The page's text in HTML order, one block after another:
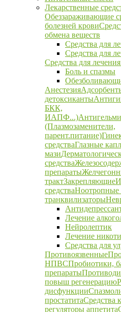
Лекарственные
Обеззараживающие
болезней крови
обмена веществ
Средства для
Средства для
Средства для
Боль и спазмы
Анестезия
детоксиканты
БКК,
ИАПФ...)
(Плазмозаменители,
парент.питание)
средстваГлазные
мази
средства
препараты
трактЗакрепляющие
средстваНоотропные
транквилизаторы
Лечение
Нейролептик
Лечение
Средства для
Противоязвенные
НПВСПробиотики,
препараты
повыш регенерацию
дисфункции
простатитаСредства
регуляторы аппетита